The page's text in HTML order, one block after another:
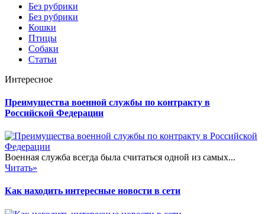
Без рубрики
Без рубрики
Кошки
Птицы
Собаки
Статьи
Интересное
Преимущества военной службы по контракту в
Российской Федерации
Военная служба всегда была считаться одной из самых...
Читать»
Как находить интересные новости в сети